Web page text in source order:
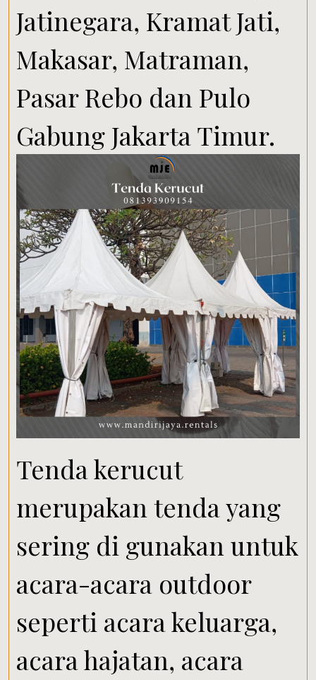
Jatinegara, Kramat Jati,
Makasar, Matraman,
Pasar Rebo dan Pulo
Gabung Jakarta Timur.
Tenda kerucut
merupakan tenda yang
sering di gunakan untuk
acara-acara outdoor
seperti acara keluarga,
acara hajatan, acara